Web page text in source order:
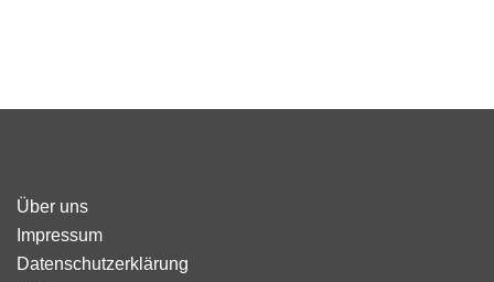
Über uns
Impressum
Datenschutzerklärung